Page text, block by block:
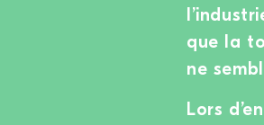
que la
ne
Lors